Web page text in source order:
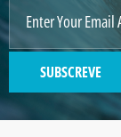
GENERATED
IMAGE
Paint
SUBSCREVE